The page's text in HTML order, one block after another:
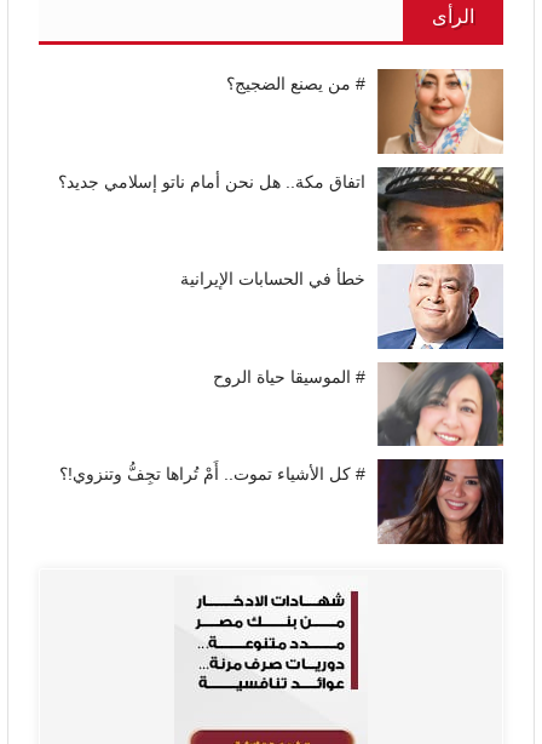
الرأى
# من يصنع الضجيج؟
اتفاق مكة.. هل نحن أمام ناتو إسلامي جديد؟
خطأ في الحسابات الإيرانية
# الموسيقا حياة الروح
# كل الأشياء تموت.. أَمْ تُراها تجِفُّ وتنزوي!؟